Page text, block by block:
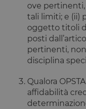
ove
tali limiti; e (ii)
oggetto titoli
posti
pertinenti,
disciplina
Qualora
affidabilità